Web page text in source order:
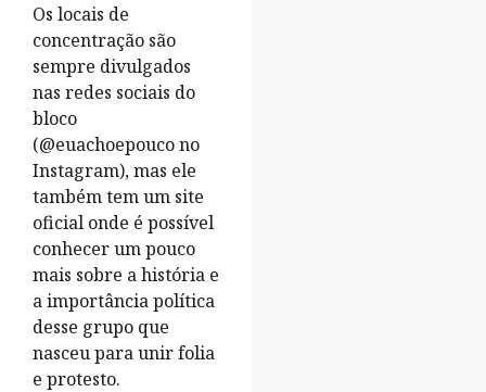
Os locais de
concentração são
sempre divulgados
nas redes sociais do
bloco
(@euachoepouco no
Instagram), mas ele
também tem um site
oficial onde é possível
conhecer um pouco
mais sobre a história e
a importância política
desse grupo que
nasceu para unir folia
e protesto.